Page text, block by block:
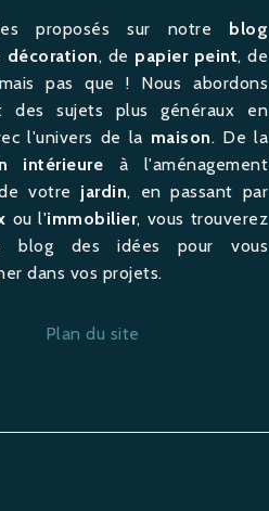
proposés sur notre
blog
décoration, de papier peint, de
pas que ! Nous abordons
des sujets plus généraux en
l'univers de la maison. De la
intérieure à l'aménagement
votre jardin, en passant par
ou l'immobilier, vous trouverez
blog des idées pour vous
dans vos projets.
Plan du site